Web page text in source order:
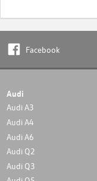
Facebook
Audi
Audi A3
Audi A4
Audi A6
Audi Q2
Audi Q3